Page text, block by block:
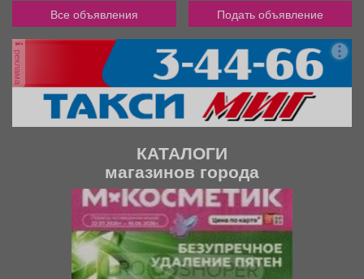
Все объявления Подать объявление
реклама
КАТАЛОГИ
магазинов города